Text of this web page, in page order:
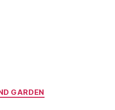
Kategorie
GARDEN